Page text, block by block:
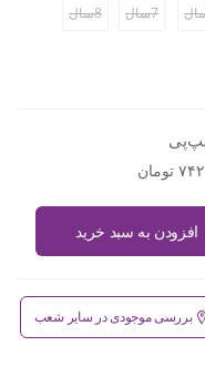
7سال 8سال
افزودن به سبد خرید
بررسی موجودی در سایر شعب